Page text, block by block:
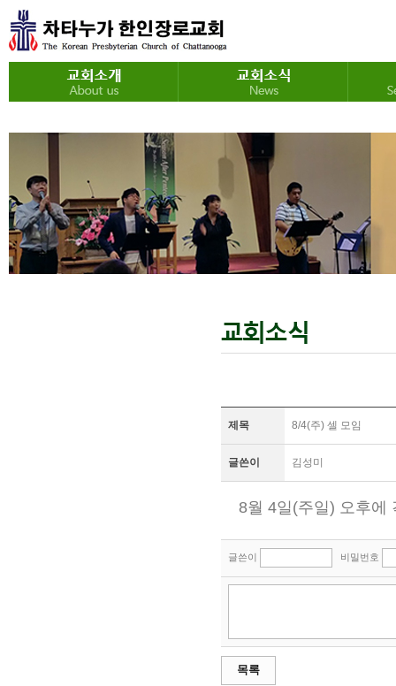
제목 8/4(주) 셀 모임
글쓴이 김성미
8월 4일(주일) 오후에
글쓴이 비밀번호
목록